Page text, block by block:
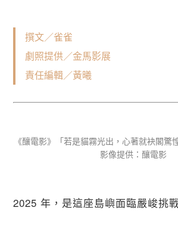
撰文／雀雀
劇照提供／金馬影展
責任編輯／黃曦
《釀電影》「若是貓霧光出，心著就袂閣驚
影像提供：釀電影
2025 年，是這座島嶼面臨嚴峻挑